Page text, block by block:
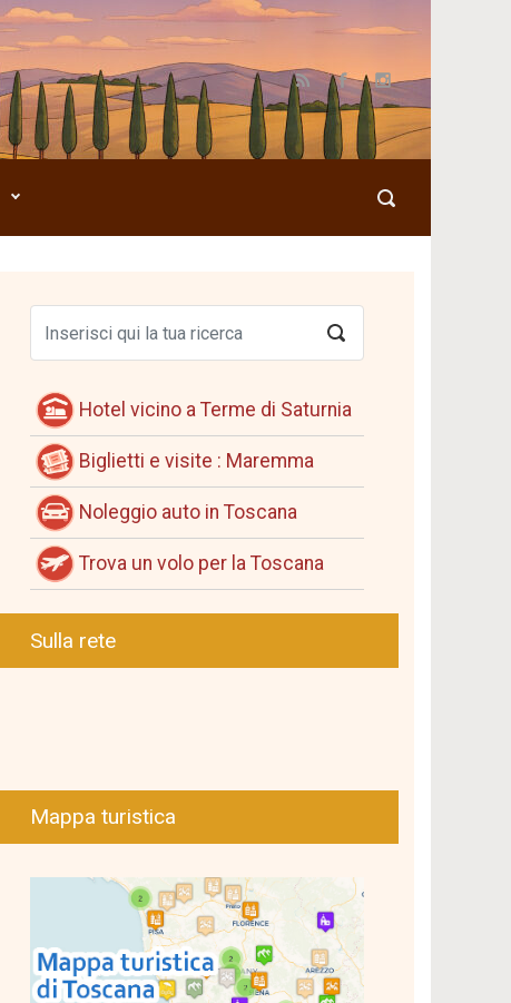
Hotel vicino a Terme di Saturnia
Biglietti e visite : Maremma
Noleggio auto in Toscana
Trova un volo per la Toscana
Sulla rete
Mappa turistica